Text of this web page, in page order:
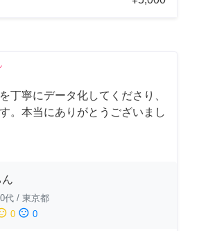
丁寧にデータ化してくださり、
。本当にありがとうございまし
代 / 東京都
0 sentiment_dissatisfied 0